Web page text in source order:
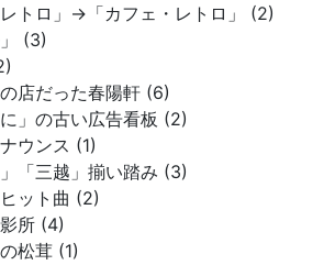
レトロ」→「カフェ・レトロ」 (2)
(3)
店だった春陽軒 (6)
」の古い広告看板 (2)
ウンス (1)
「三越」揃い踏み (3)
ット曲 (2)
所 (4)
松茸 (1)